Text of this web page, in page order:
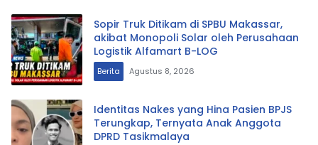
Sopir Truk Ditikam di SPBU Makassar,
akibat Monopoli Solar oleh Perusahaan
Logistik Alfamart B-LOG
Berita Agustus 8, 2026
Identitas Nakes yang Hina Pasien BPJS
Terungkap, Ternyata Anak Anggota
DPRD Tasikmalaya